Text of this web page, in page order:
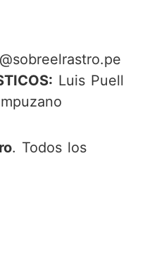
Luis Puell
. Todos los